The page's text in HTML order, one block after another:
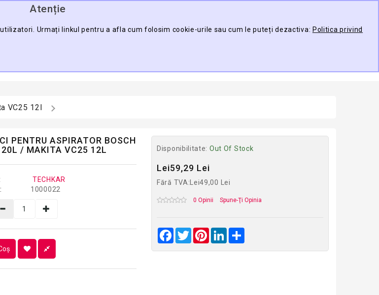
Atenție
Urmați linkul pentru a afla cum folosim cookie-urile sau cum le puteți dezactiva: Politica privind
VC25 12l
PENTRU ASPIRATOR BOSCH
20L / MAKITA VC25 12L
TECHKAR
1000022
Disponibilitate: Out Of Stock
Lei59,29 Lei
Fără TVA:Lei49,00 Lei
0 Opinii Spune-Ţi Opinia
Facebook
TwitterPinterestLinkedIn